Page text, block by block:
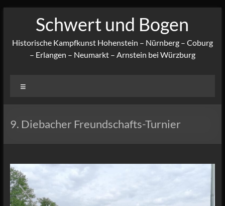
Schwert und Bogen
Historische Kampfkunst Hohenstein – Nürnberg – Coburg
– Erlangen – Neumarkt – Arnstein bei Würzburg
9. Diebacher Freundschafts-Turnier